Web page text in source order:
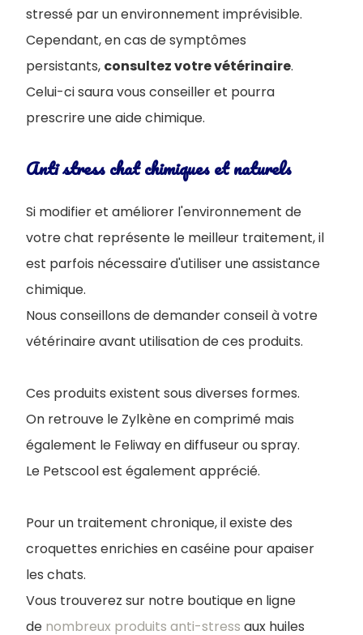
stressé par un environnement imprévisible.
Cependant, en cas de symptômes
persistants, consultez votre vétérinaire.
Celui-ci saura vous conseiller et pourra
prescrire une aide chimique.
Anti stress chat chimiques et naturels
Si modifier et améliorer l'environnement de
votre chat représente le meilleur traitement, il
est parfois nécessaire d'utiliser une assistance
chimique.
Nous conseillons de demander conseil à votre
vétérinaire avant utilisation de ces produits.
Ces produits existent sous diverses formes.
On retrouve le Zylkène en comprimé mais
également le Feliway en diffuseur ou spray.
Le Petscool est également apprécié.
Pour un traitement chronique, il existe des
croquettes enrichies en caséine pour apaiser
les chats.
Vous trouverez sur notre boutique en ligne
de nombreux produits anti-stress aux huiles